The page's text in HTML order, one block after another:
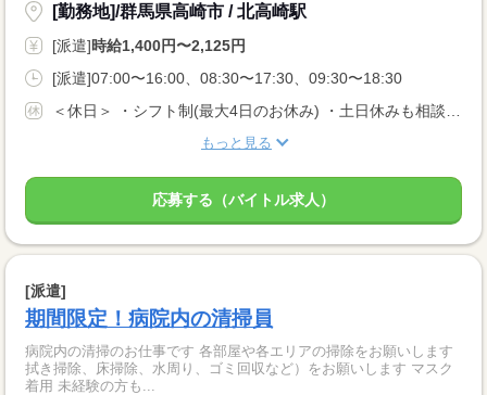
[勤務地]/群馬県高崎市 / 北高崎駅
[派遣]時給1,400円〜2,125円
[派遣]07:00〜16:00、08:30〜17:30、09:30〜18:30
もっと見る
応募する（バイトル求人）
[派遣]
期間限定！病院内の清掃員
病院内の清掃のお仕事です 各部屋や各エリアの掃除をお願いします
拭き掃除、床掃除、水周り、ゴミ回収など）をお願いします マスク
着用 未経験の方も...